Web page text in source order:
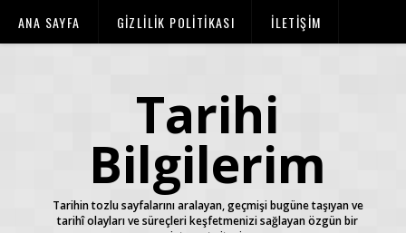
ANA SAYFA GİZLİLİK POLİTİKASI İLETİŞİM
Tarihi
Bilgilerim
Tarihin tozlu sayfalarını aralayan, geçmişi bugüne taşıyan ve
tarihî olayları ve süreçleri keşfetmenizi sağlayan özgün bir